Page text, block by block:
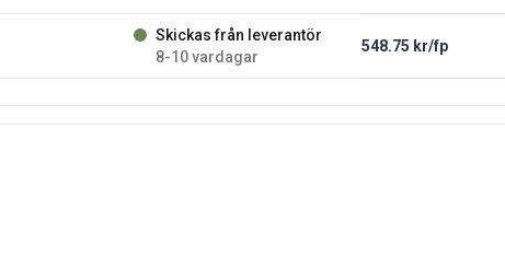
Skickas från leverantör
8-10 vardagar
548.75 kr/fp